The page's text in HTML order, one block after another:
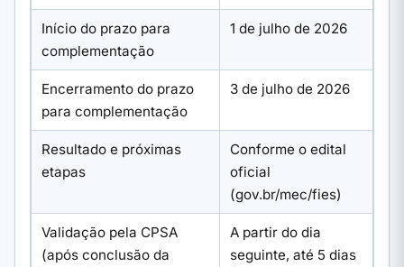
Início do prazo para
complementação
1 de julho de 2026
Encerramento do prazo
para complementação
3 de julho de 2026
Resultado e próximas
etapas
Conforme o edital
oficial
(gov.br/mec/fies)
Validação pela CPSA
(após conclusão da
A partir do dia
seguinte, até 5 dias